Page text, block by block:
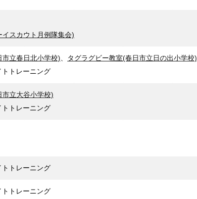
スカウト月例隊集会)
市立春日北小学校)
タグラグビー教室(春日市立日の出小学校)
トレーニング
市立大谷小学校)
トレーニング
トレーニング
トレーニング